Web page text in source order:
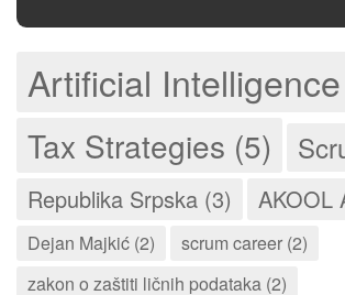
Artificial
Tax Strategies (5)
Republika Srpska (3) AKOOL
Dejan Majkić (2)
scrum career (2)
zakon o zaštiti ličnih podataka (2)